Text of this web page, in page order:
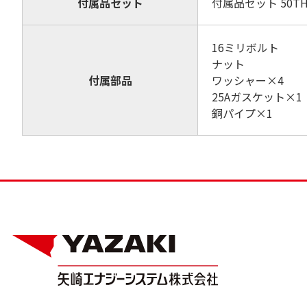
付属部品
16ミリボルト
ナット
ワッシャー×4
25Aガスケット×1
銅パイプ×1